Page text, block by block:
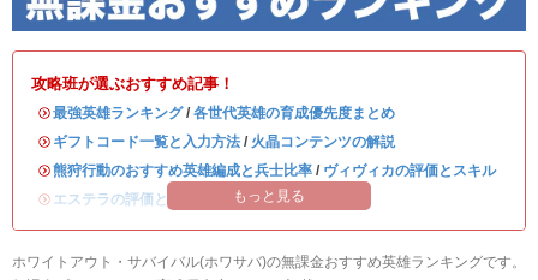
攻略班が選ぶおすすめ記事！
・最強英雄ランキング/ 各世代英雄の育成優先度まとめ
・ ギフトコード一覧と入力方法 / 火晶コンテンツの解説
・熊狩行動のおすすめ英雄編成と兵士比率 / ヴィヴィカの評価とスキル
・ エステラの評価とスキル ハンクの評価とスキル
もっと見る
ホワイトアウト・サバイバル(ホワサバ)の無課金おすすめ英雄ランキングです。